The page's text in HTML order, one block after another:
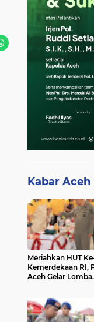
Kabar Aceh
Meriahkan HUT
Kemerdekaan RI,
Aceh Gelar Lomba